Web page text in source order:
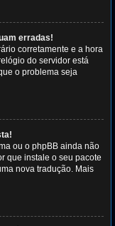
erradas!
corretamente e a hora
do servidor está
o problema seja
ou o phpBB ainda não
que instale o seu pacote
nova tradução. Mais